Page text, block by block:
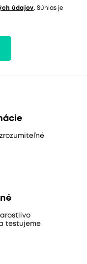
údajov. Súhlas je
testujeme